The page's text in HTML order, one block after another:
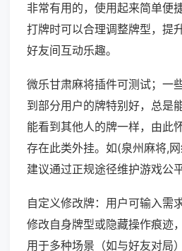
非常有用的，使用起来简单便
打牌时可以合理调整牌型，提
好友间互动乐趣。
微乐甘肃麻将插件可测试；一
到部分用户的牌特别好，总是
能看到其他人的牌一样，由此
存在此类外挂。如(泉州麻将,网
建议通过正规途径维护游戏公平
自定义修改牌：用户可输入需
修改自身牌型或隐藏操作痕迹
用于多种场景（如与好友对局